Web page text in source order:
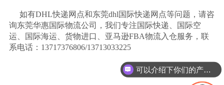
如有DHL快递网点和东莞dhl国际快递网点等问题，请咨
询东莞华惠国际物流公司，我们专注国际快递、国际空
运、国际海运、货物进口、亚马逊FBA物流入仓服务，联
系电话： 13717376806/13713033225
可以介绍下你们的产品么